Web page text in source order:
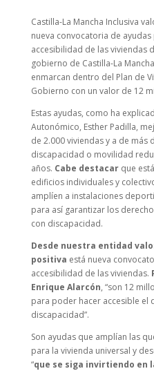
Castilla-La Mancha Inclusiva
nueva convocatoria de
accesibilidad de las viviendas
gobierno de Castilla-La
enmarcan dentro del Plan de
Gobierno con un valor de 12
Estas ayudas, como ha
Autonómico, Esther Padilla,
de 2.000 viviendas y a de más
discapacidad o movilidad
años. Cabe destacarque
edificios individuales y
amplíen a instalaciones
para así garantizar los
con discapacidad.
Desde nuestra entidad
positiva está nueva
accesibilidad de las viviendas.
Enrique Alarcón, “son 12
para poder hacer accesible el
discapacidad”.
Son ayudas que amplían las
para la vivienda universal y
“que se siga invirtiendo en